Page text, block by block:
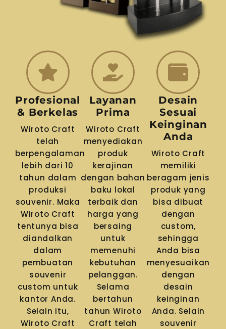
Profesional
& Berkelas
Wiroto Craft
telah
berpengalaman
lebih dari 10
tahun dalam
produksi
souvenir. Maka
Wiroto Craft
tentunya bisa
diandalkan
dalam
pembuatan
souvenir
custom untuk
kantor Anda.
Selain itu,
Wiroto Craft
Layanan
Prima
Wiroto Craft
menyediakan
produk
kerajinan
dengan bahan
baku lokal
terbaik dan
harga yang
bersaing
untuk
memenuhi
kebutuhan
pelanggan.
Selama
bertahun
tahun Wiroto
Craft telah
Desain
Sesuai
Keinginan
Anda
Wiroto Craft
memiliki
beragam jenis
produk yang
bisa dibuat
dengan
custom,
sehingga
Anda bisa
menyesuaikan
dengan
desain
keinginan
Anda. Selain
souvenir